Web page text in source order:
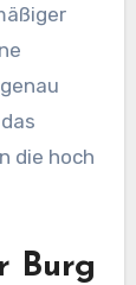
die hoch
Burg